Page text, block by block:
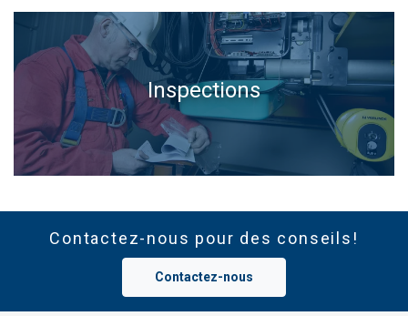
Inspections
Contactez-nous pour des conseils!
Contactez-nous